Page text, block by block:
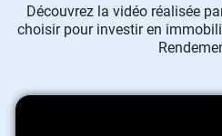
Découvrez la vidéo réalisée
choisir pour investir en